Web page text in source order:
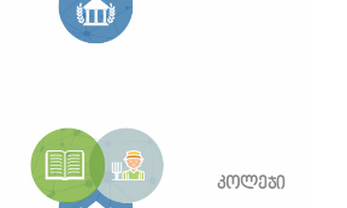
კოლეჯი